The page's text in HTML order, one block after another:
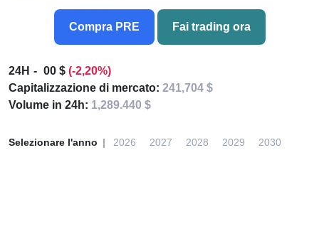
Compra PRE Fai trading ora
24H 00 $ (-2,20%)
Capitalizzazione di mercato: 241,704 $
Volume in 24h: 1,289.440 $
Selezionare l'anno 2026 2027 2028 2029 2030